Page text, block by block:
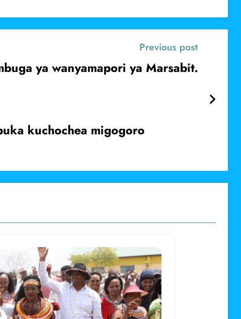
Previous post
ya wanyamapori ya Marsabit.
kuchochea migogoro